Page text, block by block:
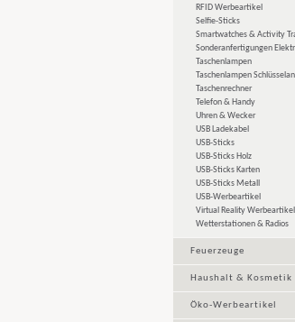
RFID Werbeartikel
Selfie-Sticks
Smartwatches & Activity
Sonderanfertigungen
Taschenlampen
Taschenlampen
Taschenrechner
Telefon & Handy
Uhren & Wecker
USB Ladekabel
USB-Sticks
USB-Sticks Holz
USB-Sticks Karten
USB-Sticks Metall
USB-Werbeartikel
Virtual Reality Werbeartikel
Wetterstationen & Radios
Feuerzeuge
Haushalt & Kosmetik
Öko-Werbeartikel